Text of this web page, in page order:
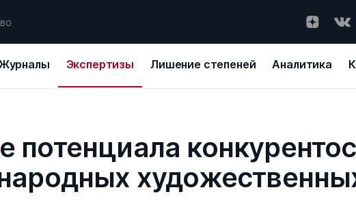
Экспертизы Лишение степеней Аналитика
потенциала